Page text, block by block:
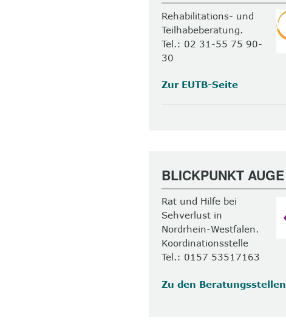
Rehabilitations- und
Teilhabeberatung.
Tel.: 02 31-55 75 90-
30
Zur EUTB-Seite
BLICKPUNKT AUGE
Rat und Hilfe bei
Sehverlust in
Nordrhein-Westfalen.
Koordinationsstelle
Tel.: 0157 53517163
Zu den Beratungsstellen